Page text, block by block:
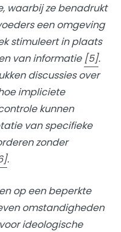
waarbij ze benadrukt
een omgeving
stimuleert in plaats
van informatie [5].
discussies over
impliciete
kunnen
van specifieke
zonder
.
op een beperkte
omstandigheden
ideologische